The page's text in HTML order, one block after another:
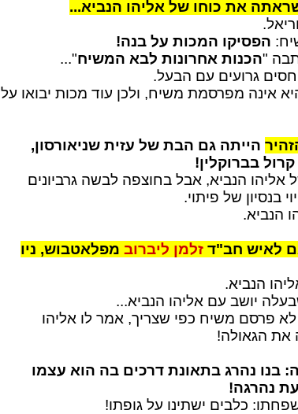
את כוחו של אליהו הנביא...
הפסיקו המכות על בנה!
"הכנות אחרונות לבא המשיח"...
גרועים עם הבעל.
אינה מפרסמת משיח, ולכן עוד מכות יבואו על
הייתה גם הבת של עזית שניאורסון,
בברוקלין!
הנביא, אבל בחוצפה לבשה גרביונים
בנסיון של פיתוי.
הנביא.
לאיש חב"ד זלמן ליברוב מפלאטבוש, ניו
הנביא.
יושב עם אליהו הנביא...
לא פרסם משיח כפי שצריך, אמר לו אליהו
את הגאולה!
בנו נהרג בתאונת דרכים בה הוא עצמו
נהרגה!
כלבים ישתינו על גופתו!